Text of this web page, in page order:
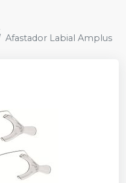
Afastador Labial Amplus